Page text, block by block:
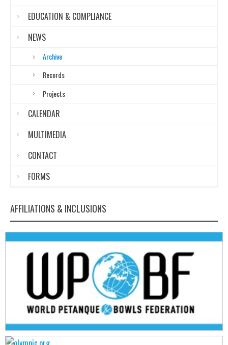
EDUCATION & COMPLIANCE
NEWS
Archive
Records
Projects
CALENDAR
MULTIMEDIA
CONTACT
FORMS
AFFILIATIONS & INCLUSIONS